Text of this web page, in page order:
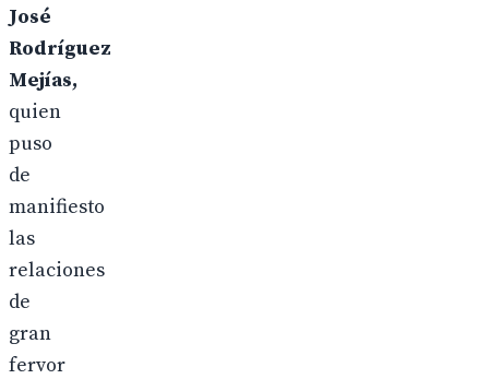
José
Rodríguez
Mejías,
quien
puso
de
manifiesto
las
relaciones
de
gran
fervor